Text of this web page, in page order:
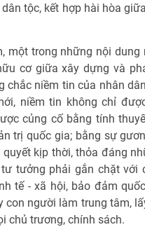
tộc, kết hợp hài hòa
một trong những nội dung
cơ giữa xây dựng và
niềm tin của nhân
niềm tin không chỉ
củng cố bằng tính
trị quốc gia; bằng sự
kịp thời, thỏa đáng
tưởng phải gắn chặt với
tế - xã hội, bảo đảm
con người làm trung tâm,
chủ trương, chính sách.